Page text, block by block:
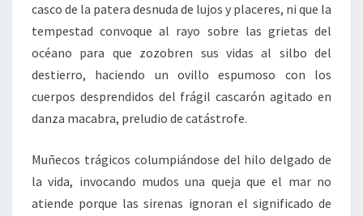
casco de la patera desnuda de lujos y placeres, ni que la
tempestad convoque al rayo sobre las grietas del
océano para que zozobren sus vidas al silbo del
destierro, haciendo un ovillo espumoso con los
cuerpos desprendidos del frágil cascarón agitado en
danza macabra, preludio de catástrofe.
Muñecos trágicos columpiándose del hilo delgado de
la vida, invocando mudos una queja que el mar no
atiende porque las sirenas ignoran el significado de